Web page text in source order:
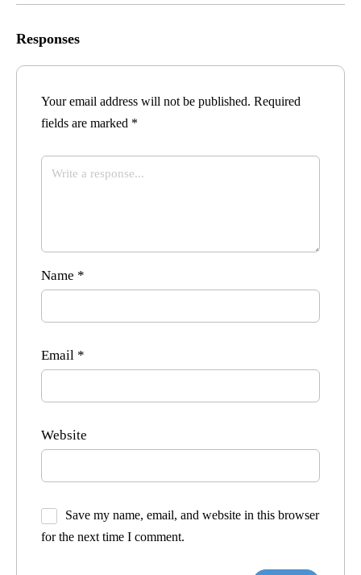
Responses
Your email address will not be published. Required
fields are marked *
Name *
Email *
Website
Save my name, email, and website in this browser
for the next time I comment.